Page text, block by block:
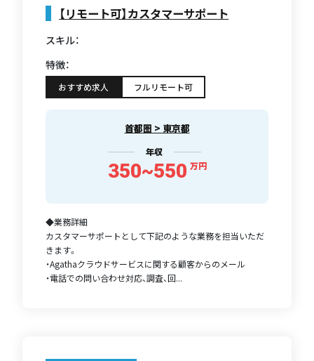
【リモート可】カスタマーサポート
スキル：
特徴：
おすすめ求人 フルリモート可
首都圏 > 東京都
年収
350~550 万円
◆業務詳細
カスタマーサポートとして下記のような業務を担当いただ
きます。
・Agathaクラウドサービスに関する顧客からのメール
・電話での問い合わせ対応、調査、回...